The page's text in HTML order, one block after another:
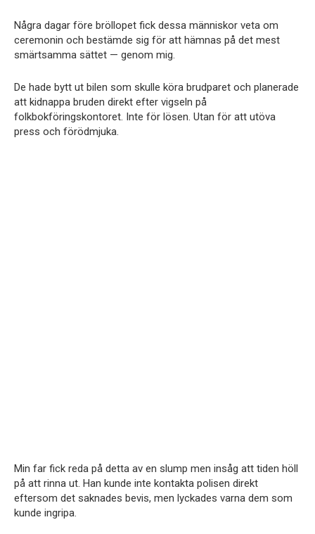
Några dagar före bröllopet fick dessa människor veta om
ceremonin och bestämde sig för att hämnas på det mest
smärtsamma sättet — genom mig.
De hade bytt ut bilen som skulle köra brudparet och planerade
att kidnappa bruden direkt efter vigseln på
folkbokföringskontoret. Inte för lösen. Utan för att utöva
press och förödmjuka.
Min far fick reda på detta av en slump men insåg att tiden höll
på att rinna ut. Han kunde inte kontakta polisen direkt
eftersom det saknades bevis, men lyckades varna dem som
kunde ingripa.